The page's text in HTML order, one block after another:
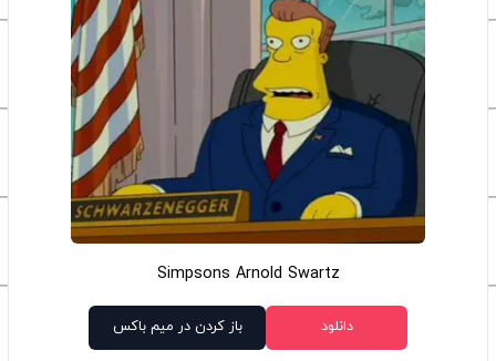
Simpsons Arnold Swartz
دانلود باز کردن در میم باکس